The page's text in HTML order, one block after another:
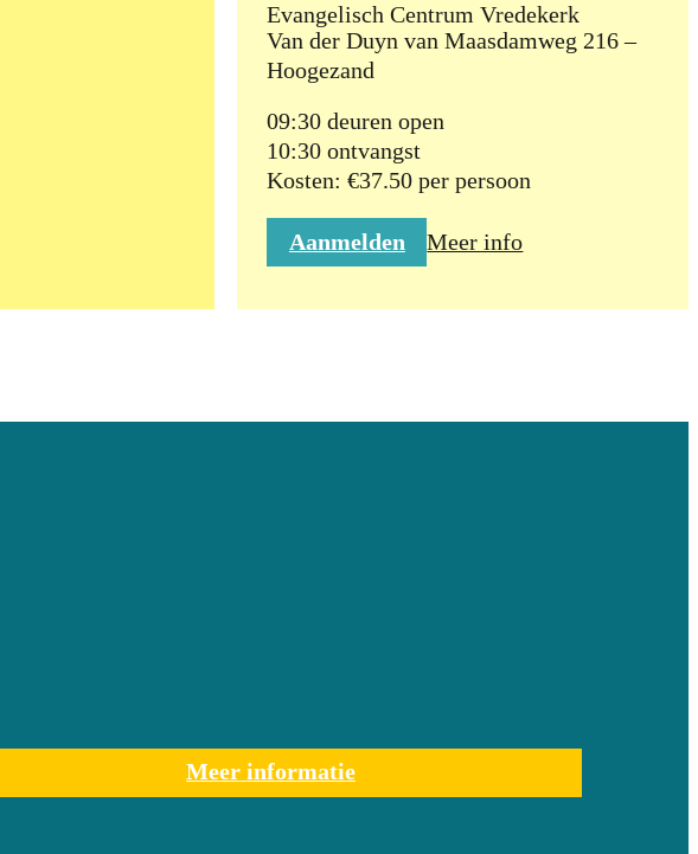
Evangelisch Centrum Vredekerk
Van der Duyn van Maasdamweg 216 –
Hoogezand
09:30 deuren open
10:30 ontvangst
Kosten: €37.50 per persoon
Aanmelden Meer info
Meer informatie